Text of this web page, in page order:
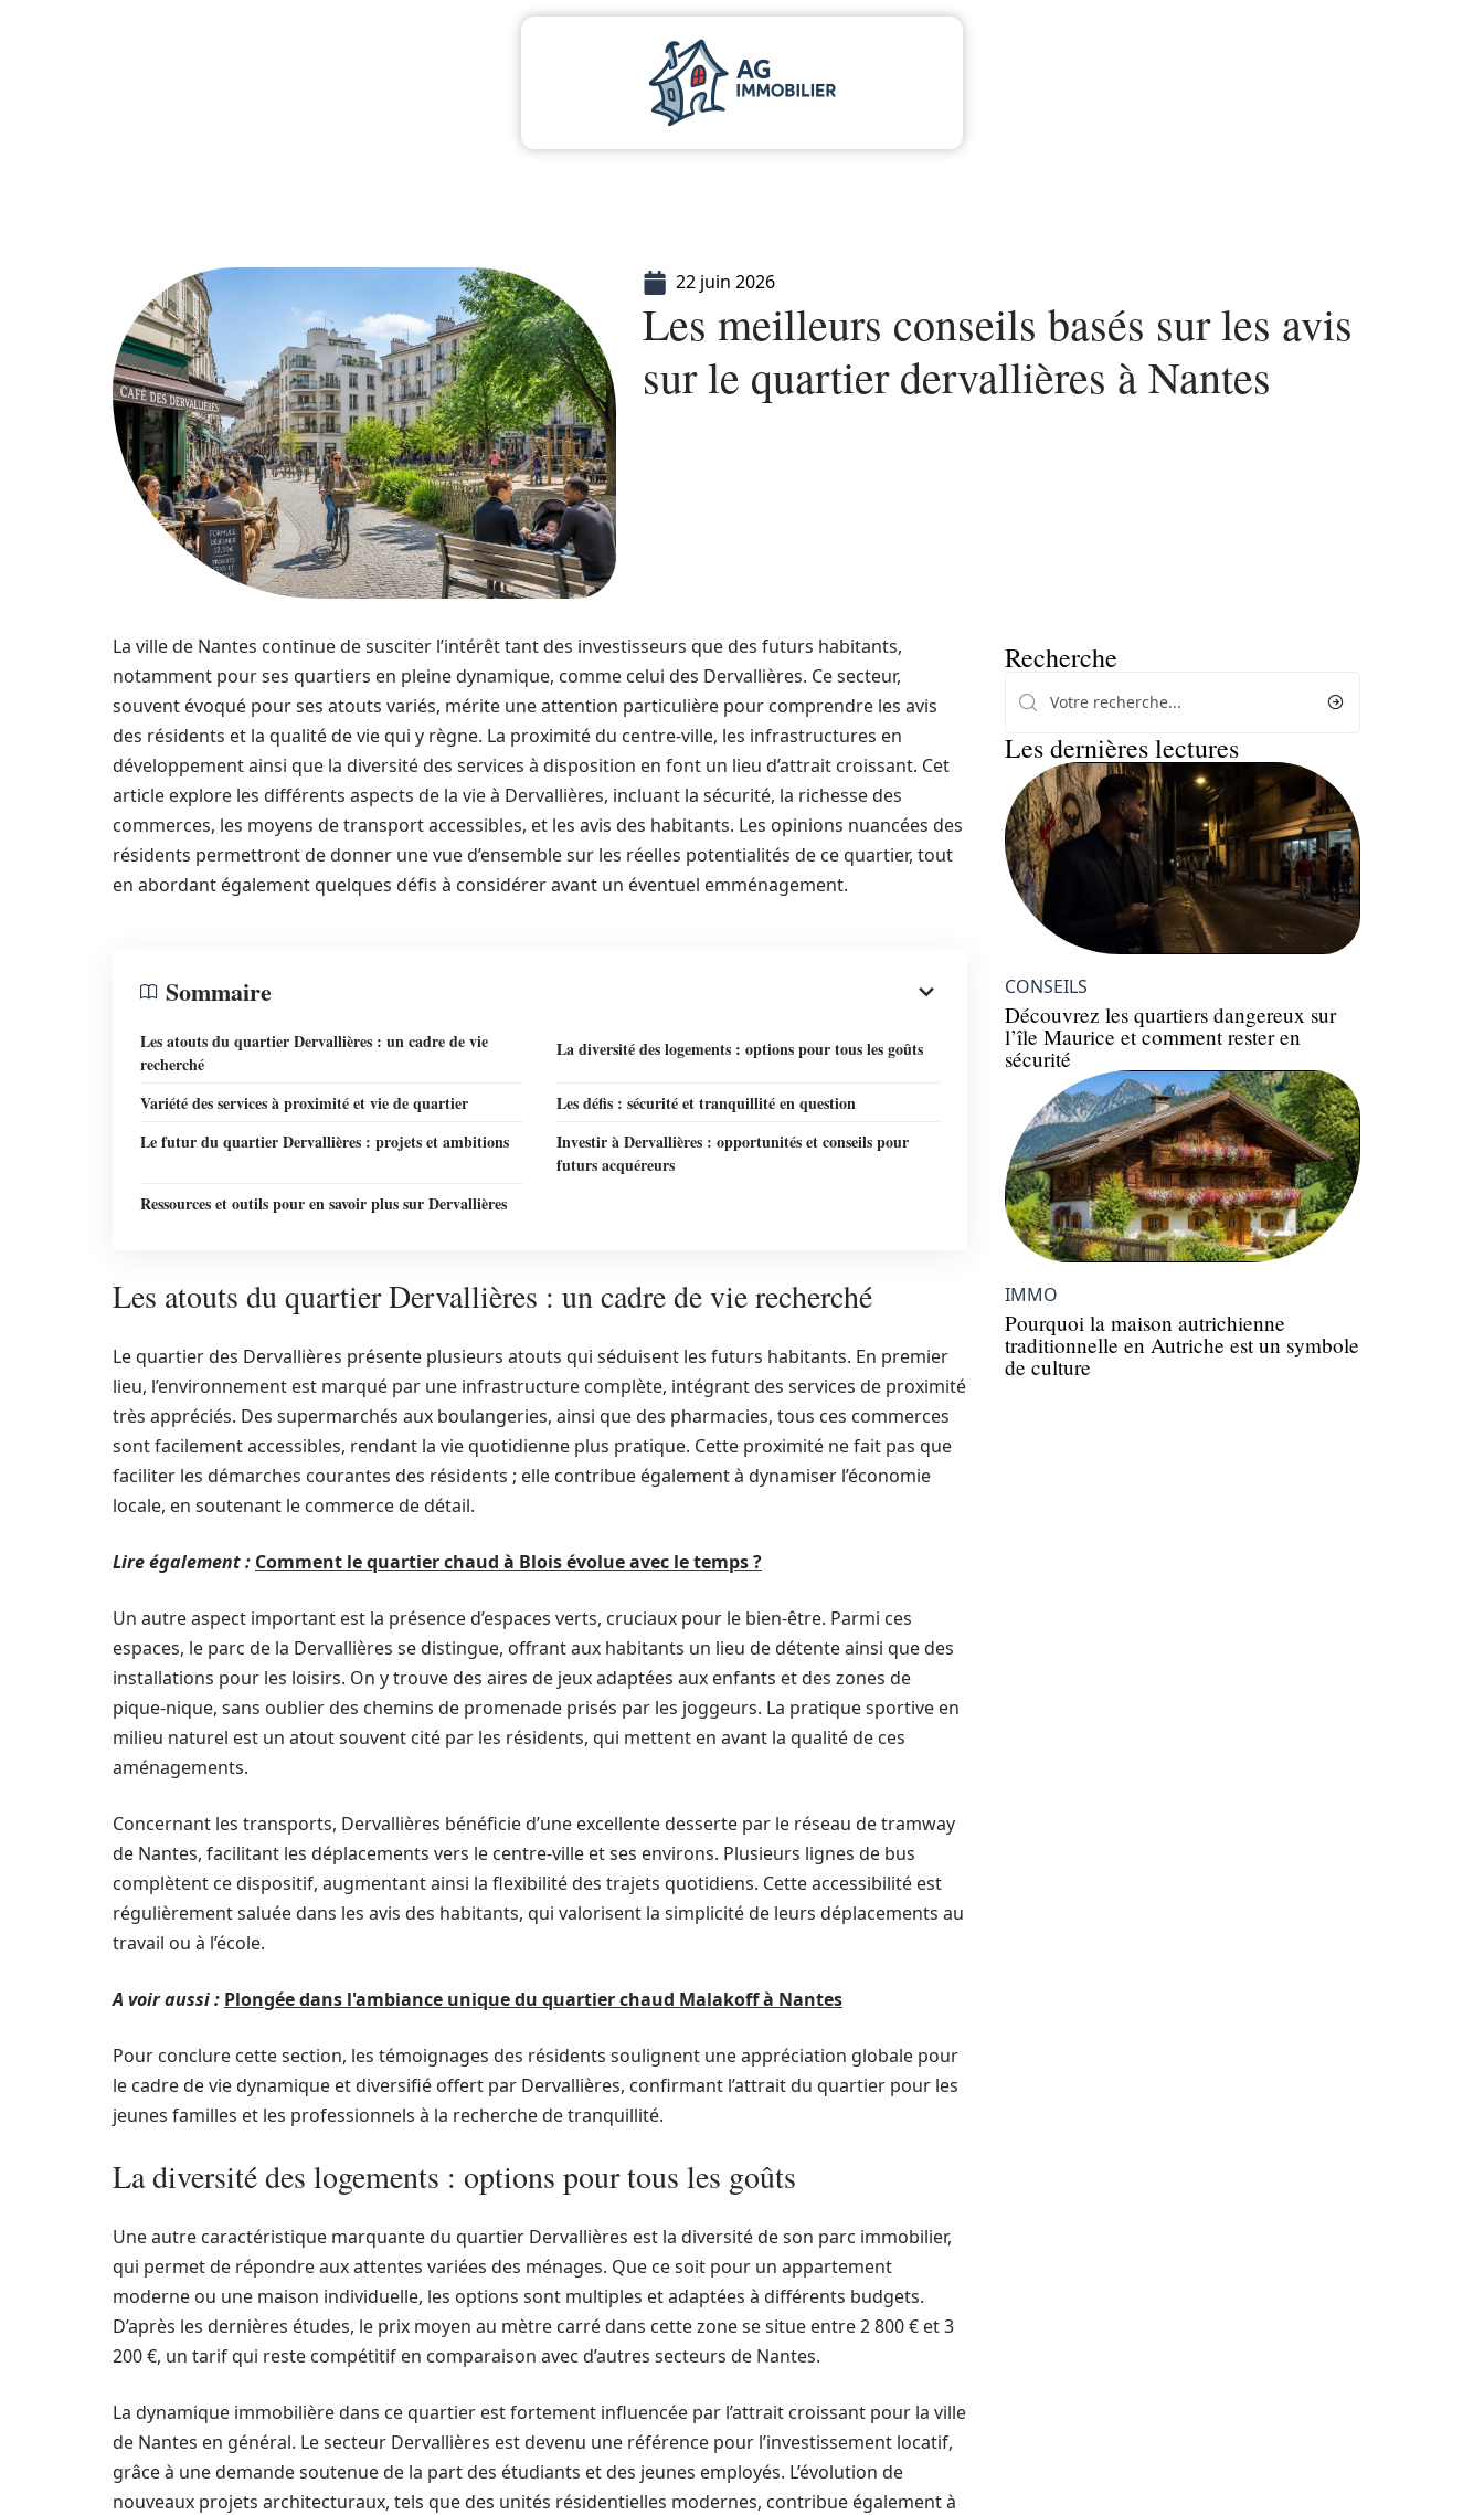
22 juin 2026
Les meilleurs conseils basés sur les avis
sur le quartier dervallières à Nantes
La ville de Nantes continue de susciter l’intérêt tant des investisseurs que des futurs habitants,
notamment pour ses quartiers en pleine dynamique, comme celui des Dervallières. Ce secteur,
souvent évoqué pour ses atouts variés, mérite une attention particulière pour comprendre les avis
des résidents et la qualité de vie qui y règne. La proximité du centre-ville, les infrastructures en
développement ainsi que la diversité des services à disposition en font un lieu d’attrait croissant. Cet
article explore les différents aspects de la vie à Dervallières, incluant la sécurité, la richesse des
commerces, les moyens de transport accessibles, et les avis des habitants. Les opinions nuancées des
résidents permettront de donner une vue d’ensemble sur les réelles potentialités de ce quartier, tout
en abordant également quelques défis à considérer avant un éventuel emménagement.
Sommaire
Les atouts du quartier Dervallières : un cadre de vie
recherché
La diversité des logements : options pour tous les goûts
Variété des services à proximité et vie de quartier
Les défis : sécurité et tranquillité en question
Le futur du quartier Dervallières : projets et ambitions
Investir à Dervallières : opportunités et conseils pour
futurs acquéreurs
Ressources et outils pour en savoir plus sur Dervallières
Les atouts du quartier Dervallières : un cadre de vie recherché
Le quartier des Dervallières présente plusieurs atouts qui séduisent les futurs habitants. En premier
lieu, l’environnement est marqué par une infrastructure complète, intégrant des services de proximité
très appréciés. Des supermarchés aux boulangeries, ainsi que des pharmacies, tous ces commerces
sont facilement accessibles, rendant la vie quotidienne plus pratique. Cette proximité ne fait pas que
faciliter les démarches courantes des résidents ; elle contribue également à dynamiser l’économie
locale, en soutenant le commerce de détail.
Lire également : Comment le quartier chaud à Blois évolue avec le temps ?
Un autre aspect important est la présence d’espaces verts, cruciaux pour le bien-être. Parmi ces
espaces, le parc de la Dervallières se distingue, offrant aux habitants un lieu de détente ainsi que des
installations pour les loisirs. On y trouve des aires de jeux adaptées aux enfants et des zones de
pique-nique, sans oublier des chemins de promenade prisés par les joggeurs. La pratique sportive en
milieu naturel est un atout souvent cité par les résidents, qui mettent en avant la qualité de ces
aménagements.
Concernant les transports, Dervallières bénéficie d’une excellente desserte par le réseau de tramway
de Nantes, facilitant les déplacements vers le centre-ville et ses environs. Plusieurs lignes de bus
complètent ce dispositif, augmentant ainsi la flexibilité des trajets quotidiens. Cette accessibilité est
régulièrement saluée dans les avis des habitants, qui valorisent la simplicité de leurs déplacements au
travail ou à l’école.
A voir aussi : Plongée dans l'ambiance unique du quartier chaud Malakoff à Nantes
Pour conclure cette section, les témoignages des résidents soulignent une appréciation globale pour
le cadre de vie dynamique et diversifié offert par Dervallières, confirmant l’attrait du quartier pour les
jeunes familles et les professionnels à la recherche de tranquillité.
La diversité des logements : options pour tous les goûts
Une autre caractéristique marquante du quartier Dervallières est la diversité de son parc immobilier,
qui permet de répondre aux attentes variées des ménages. Que ce soit pour un appartement
moderne ou une maison individuelle, les options sont multiples et adaptées à différents budgets.
D’après les dernières études, le prix moyen au mètre carré dans cette zone se situe entre 2 800 € et 3
200 €, un tarif qui reste compétitif en comparaison avec d’autres secteurs de Nantes.
La dynamique immobilière dans ce quartier est fortement influencée par l’attrait croissant pour la ville
de Nantes en général. Le secteur Dervallières est devenu une référence pour l’investissement locatif,
grâce à une demande soutenue de la part des étudiants et des jeunes employés. L’évolution de
nouveaux projets architecturaux, tels que des unités résidentielles modernes, contribue également à
Recherche
Les dernières lectures
CONSEILS
Découvrez les quartiers dangereux sur
l’île Maurice et comment rester en
sécurité
IMMO
Pourquoi la maison autrichienne
traditionnelle en Autriche est un symbole
de culture